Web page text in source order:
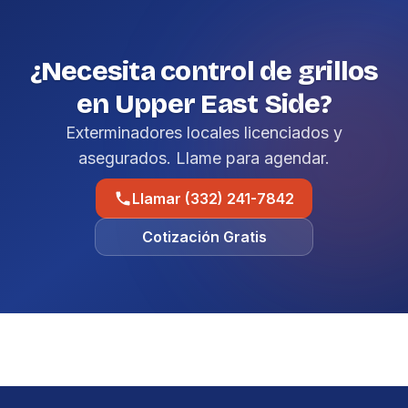
¿Necesita control de grillos
en Upper East Side?
Exterminadores locales licenciados y
asegurados. Llame para agendar.
Llamar (332) 241-7842
Cotización Gratis